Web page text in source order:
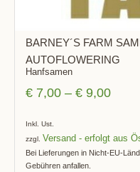
BARNEY´S FARM
AUTOFLOWERING
Hanfsamen
€ 7,00 –€ 9,00
Inkl. Ust.
zzgl. Versand
Bei Lieferungen in Nicht-EU-
Gebühren anfallen.